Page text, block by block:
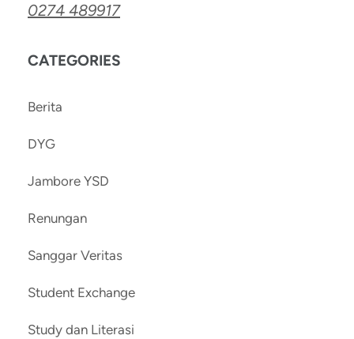
0274 489917
CATEGORIES
Berita
DYG
Jambore YSD
Renungan
Sanggar Veritas
Student Exchange
Study dan Literasi